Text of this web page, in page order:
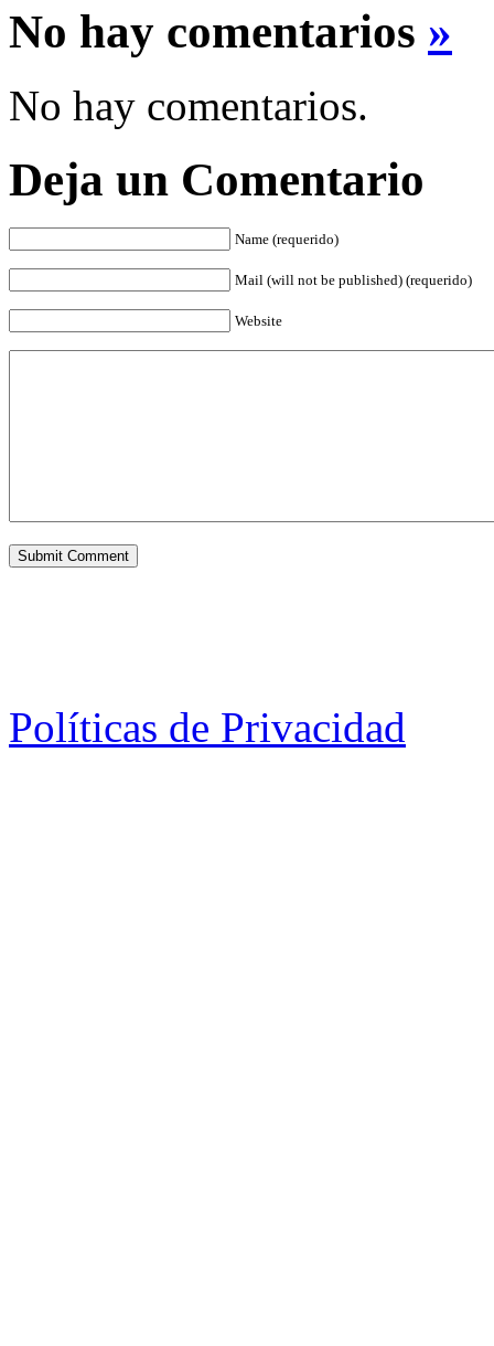
No hay comentarios »
No hay comentarios.
Deja un Comentario
Name (requerido)
Mail (will not be published) (requerido)
Website
Políticas de Privacidad